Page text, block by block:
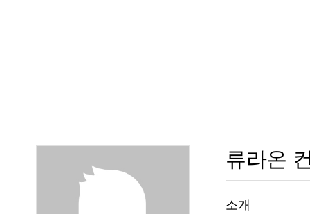
류라온
소개